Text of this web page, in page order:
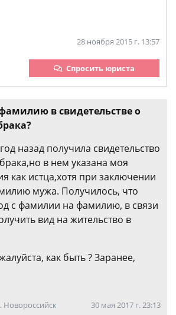
28 ноября 2015 г. 13:57
Спросить юриста
в свидетельстве о
назад получила свидетельство
в нем указана моя
как истца,хотя при заключении
мужа. Получилось, что
с фамилии на фамилию, в связи
вид на жительство в
как быть ? Заранее,
Новороссийск 30 мая 2017 г. 23:13